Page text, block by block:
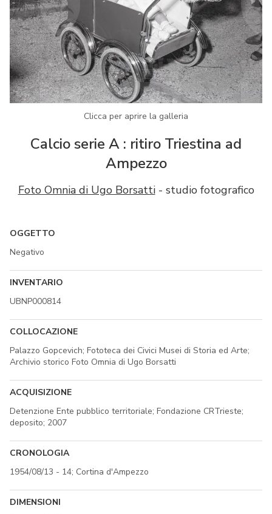
Clicca per aprire la galleria
Calcio serie A : ritiro Triestina ad
Ampezzo
Foto Omnia di Ugo Borsatti- studio fotografico
OGGETTO
Negativo
INVENTARIO
UBNP000814
COLLOCAZIONE
Palazzo Gopcevich; Fototeca dei Civici Musei di Storia ed Arte;
Archivio storico Foto Omnia di Ugo Borsatti
ACQUISIZIONE
Detenzione Ente pubblico territoriale; Fondazione CRTrieste;
deposito; 2007
CRONOLOGIA
1954/08/13 - 14; Cortina d'Ampezzo
DIMENSIONI